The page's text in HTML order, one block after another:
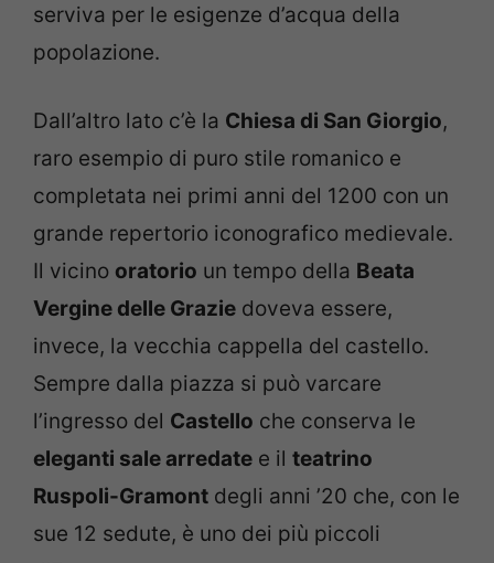
serviva per le esigenze d’acqua della
popolazione.
Dall’altro lato c’è la Chiesa di San Giorgio,
raro esempio di puro stile romanico e
completata nei primi anni del 1200 con un
grande repertorio iconografico medievale.
Il vicino oratorio un tempo della Beata
Vergine delle Grazie doveva essere,
invece, la vecchia cappella del castello.
Sempre dalla piazza si può varcare
l’ingresso del Castello che conserva le
eleganti sale arredate e il teatrino
Ruspoli-Gramont degli anni ’20 che, con le
sue 12 sedute, è uno dei più piccoli